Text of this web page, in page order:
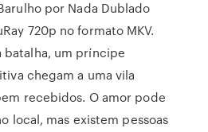
por Nada Dublado
720p no formato MKV.
batalha, um príncipe
chegam a uma vila
recebidos. O amor pode
local, mas existem pessoas